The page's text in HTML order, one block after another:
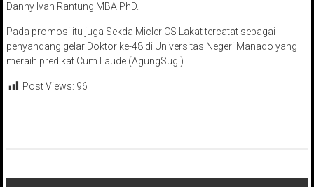
Danny Ivan Rantung MBA PhD.
Pada promosi itu juga Sekda Micler CS Lakat tercatat sebagai
penyandang gelar Doktor ke-48 di Universitas Negeri Manado yang
meraih predikat Cum Laude.(AgungSugi)
Post Views: 96